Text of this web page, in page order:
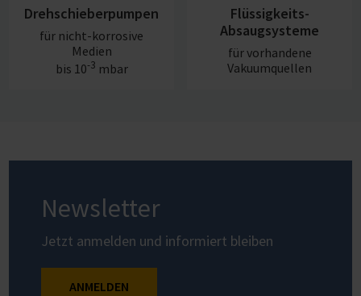
Drehschieberpumpen
für nicht-korrosive
Medien
bis 10-3 mbar
Flüssigkeits-
Absaugsysteme
für vorhandene
Vakuumquellen
Newsletter
Jetzt anmelden und informiert bleiben
ANMELDEN